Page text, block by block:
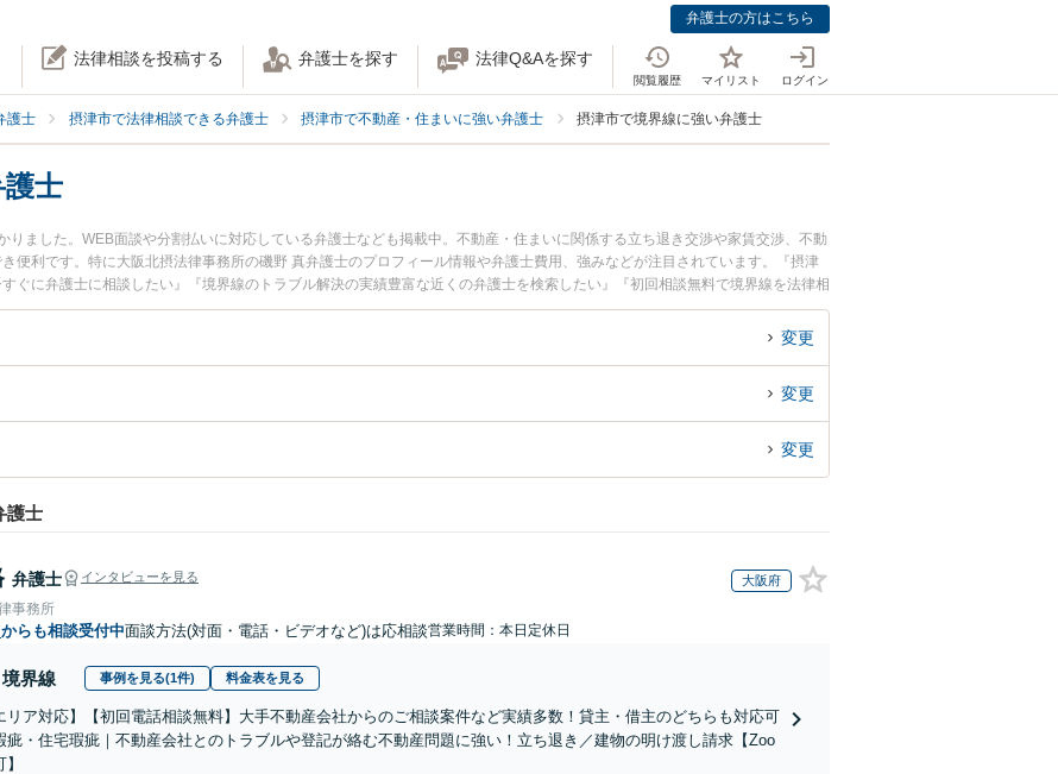
弁護士の方はこちら
法律相談を投稿する 弁護士を探す 法律Q&Aを探す
閲覧履歴 マイリスト ログイン
護士 摂津市で法律相談できる弁護士 摂津市で不動産・住まいに強い弁護士 摂津市で境界線に強い弁護士
士
りました。WEB面談や分割払いに対応している弁護士なども掲載中。不動産・住まいに関係する立ち退き交渉や家賃交渉、不動
便利です。特に大阪北摂法律事務所の磯野 真弁護士のプロフィール情報や弁護士費用、強みなどが注目されています。『摂津
ぐに弁護士に相談したい』『境界線のトラブル解決の実績豊富な近くの弁護士を検索したい』『初回相談無料で境界線を法律相
でお困りの相談者さんにおすすめです。
変更
変更
変更
護士
弁護士 インタビューを見る 大阪府
事務所
からも相談受付中面談方法(対面・電話・ビデオなど)は応相談営業時間：本日定休日
境界線 事例を見る(1件) 料金表を見る
リア対応】【初回電話相談無料】大手不動産会社からのご相談案件など実績多数！貸主・借主のどちらも対応可
疵・住宅瑕疵｜不動産会社とのトラブルや登記が絡む不動産問題に強い！立ち退き／建物の明け渡し請求【Zoo